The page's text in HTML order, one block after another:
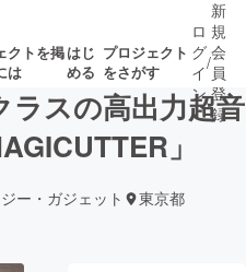
クトを掲
は
はじ
める
プロジェクト
をさがす
ロジェクト
もうすぐ公開
されます
ロ
グ
イ
ン
/
新
規
会
員
登
録
ラスの高出力超音
」
ー・ガジェット 東京都